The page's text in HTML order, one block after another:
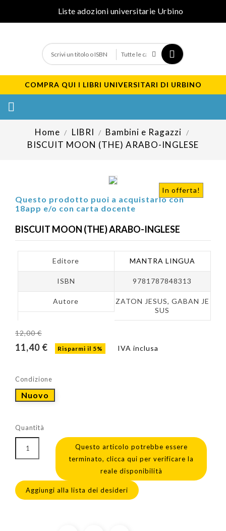
Liste adozioni universitarie Urbino
COMPRA QUI I LIBRI UNIVERSITARI DI URBINO

Home LIBRI
Bambini e Ragazzi
BISCUIT MOON (THE) ARABO-INGLESE
In offerta!
Questo prodotto puoi a acquistarlo con
18app e/o con carta docente
BISCUIT MOON (THE) ARABO-INGLESE
Editore MANTRA LINGUA
ISBN 9781787848313
Autore
ZATON JESUS, GABAN JE
SUS
12,00 €
11,40 € Risparmi il 5% IVA inclusa
Condizione
Nuovo
Quantità
Questo articolo potrebbe essere
terminato, clicca qui per verificare la
reale disponibilità
Aggiungi alla lista dei desideri